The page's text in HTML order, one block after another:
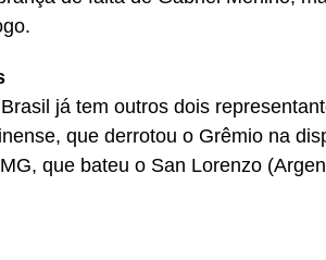
já tem outros dois
que derrotou o Grêmio na
que bateu o San Lorenzo